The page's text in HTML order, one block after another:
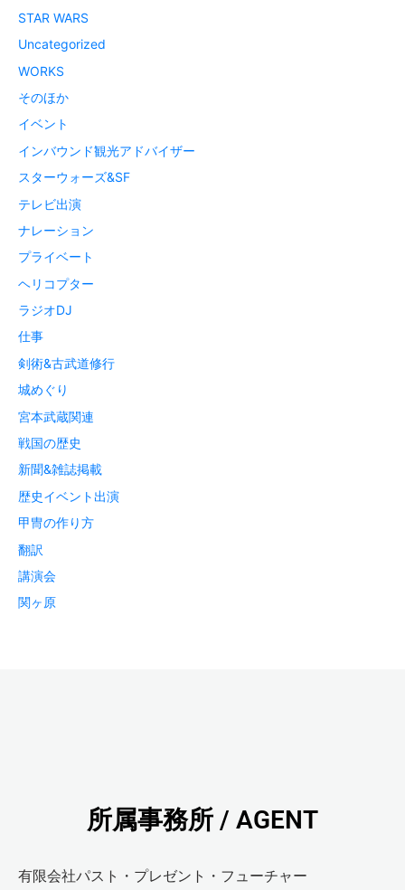
STAR WARS
Uncategorized
WORKS
そのほか
イベント
インバウンド観光アドバイザー
スターウォーズ&SF
テレビ出演
ナレーション
プライベート
ヘリコプター
ラジオDJ
仕事
剣術&古武道修行
城めぐり
宮本武蔵関連
戦国の歴史
新聞&雑誌掲載
歴史イベント出演
甲冑の作り方
翻訳
講演会
関ヶ原
所属事務所 / AGENT
有限会社パスト・プレゼント・フューチャー